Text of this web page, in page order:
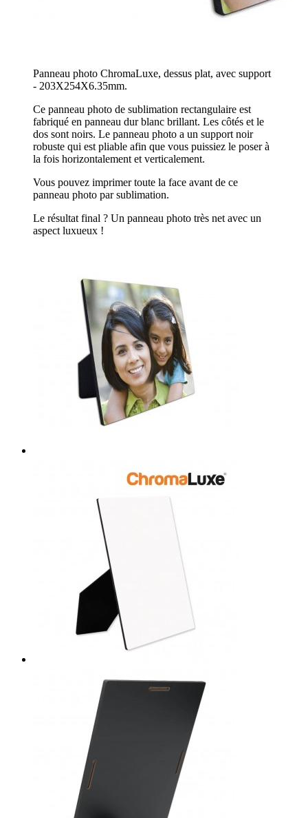
Panneau photo ChromaLuxe, dessus plat, avec support
- 203X254X6.35mm.
Ce panneau photo de sublimation rectangulaire est
fabriqué en panneau dur blanc brillant. Les côtés et le
dos sont noirs. Le panneau photo a un support noir
robuste qui est pliable afin que vous puissiez le poser à
la fois horizontalement et verticalement.
Vous pouvez imprimer toute la face avant de ce
panneau photo par sublimation.
Le résultat final ? Un panneau photo très net avec un
aspect luxueux !